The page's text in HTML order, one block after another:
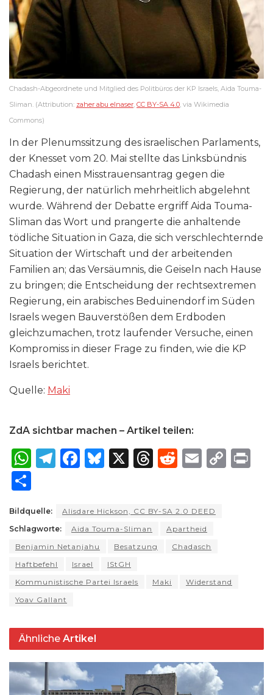
Chadash-Abgeordnete und Mitglied des Politbüros der KP Israels, Aida Touma-
Sliman. (Attribution: zaher abu elnaser, CC BY-SA 4.0, via Wikimedia
Commons)
In der Plenumssitzung des israelischen Parlaments,
der Knesset vom 20. Mai stellte das Linksbündnis
Chadash einen Misstrauensantrag gegen die
Regierung, der natürlich mehrheitlich abgelehnt
wurde. Während der Debatte ergriff Aida Touma-
Sliman das Wort und prangerte die anhaltende
tödliche Situation in Gaza, die sich verschlechternde
Situation der Wirtschaft und der arbeitenden
Familien an; das Versäumnis, die Geiseln nach Hause
zu bringen; die Entscheidung der rechtsextremen
Regierung, ein arabisches Beduinendorf im Süden
Israels wegen Bauverstößen dem Erdboden
gleichzumachen, trotz laufender Versuche, einen
Kompromiss in dieser Frage zu finden, wie die KP
Israels berichtet.
Quelle: Maki
ZdA sichtbar machen – Artikel teilen:
W
ts
A
p
p
T
g
ra
m
F
e
b
o
o
B
s
k
y
X
T
a
s
R
di
t
E
l
C
k
ar
e
Bildquelle:
Alisdare Hickson, CC BY-SA 2.0 DEED
Schlagworte:
Aida Touma-Sliman
Apartheid
Benjamin Netanjahu
Besatzung
Chadasch
Haftbefehl
Israel
IStGH
Kommunistische Partei Israels
Maki
Widerstand
Yoav Gallant
Ähnliche Artikel